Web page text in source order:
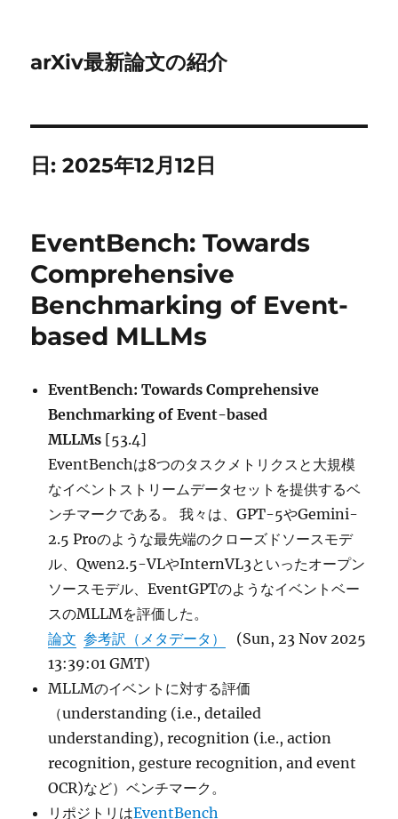
arXiv最新論文の紹介
日:2025年12月12日
EventBench: Towards
Comprehensive
Benchmarking of Event-
based MLLMs
EventBench: Towards Comprehensive
Benchmarking of Event-based
MLLMs [53.4]
EventBenchは8つのタスクメトリクスと大規模
なイベントストリームデータセットを提供するベ
ンチマークである。 我々は、GPT-5やGemini-
2.5 Proのような最先端のクローズドソースモデ
ル、Qwen2.5-VLやInternVL3といったオープン
ソースモデル、EventGPTのようなイベントベー
スのMLLMを評価した。
論文 参考訳（メタデータ）
(Sun, 23 Nov 2025
13:39:01 GMT)
MLLMのイベントに対する評価
（understanding (i.e., detailed
understanding), recognition (i.e., action
recognition, gesture recognition, and event
OCR)など）ベンチマーク。
リポジトリはEventBench